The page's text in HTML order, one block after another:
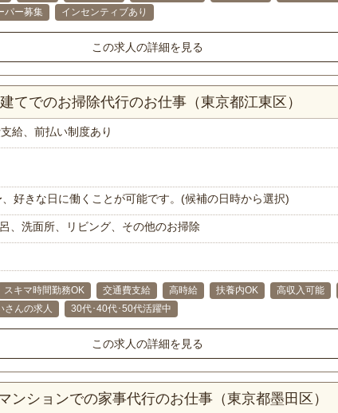
パー募集 インセンティブあり
この求人の詳細を見る
てでのお掃除代行のお仕事（東京都江東区）
支給、前払い制度あり
好きな日に働くことが可能です。(候補の日時から選択)
、洗面所、リビング、その他のお掃除
スキマ時間勤務OK 交通費支給 高時給 扶養内OK 高収入可能
さんの求人 30代･40代･50代活躍中
この求人の詳細を見る
ションでの家事代行のお仕事（東京都墨田区）